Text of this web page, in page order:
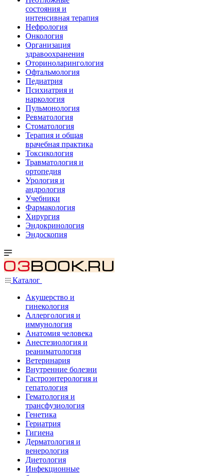
состояния и
интенсивная терапия
Нефрология
Онкология
Организация
здравоохранения
Оториноларингология
Офтальмология
Педиатрия
Психиатрия и
наркология
Пульмонология
Ревматология
Стоматология
Терапия и общая
врачебная практика
Токсикология
Травматология и
ортопедия
Урология и
андрология
Учебники
Фармакология
Хирургия
Эндокринология
Эндоскопия
Каталог
Акушерство и
гинекология
Аллергология и
иммунология
Анатомия человека
Анестезиология и
реаниматология
Ветеринария
Внутренние болезни
Гастроэнтерология и
гепатология
Гематология и
трансфузиология
Генетика
Гериатрия
Гигиена
Дерматология и
венерология
Диетология
Инфекционные